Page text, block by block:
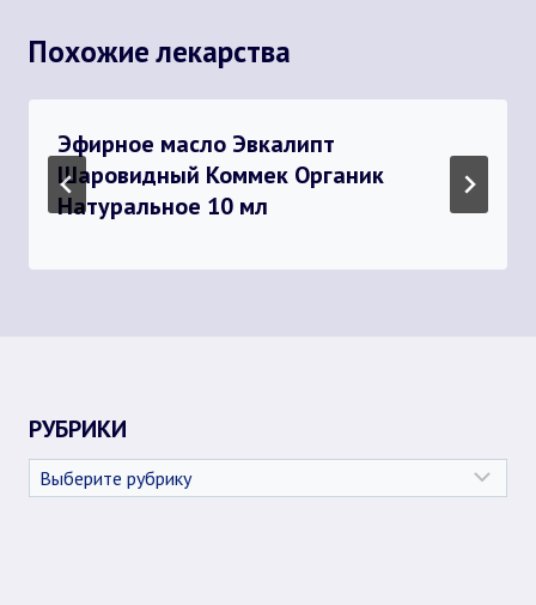
Похожие лекарства
Эфирное масло Эвкалипт
Шаровидный Коммек Органик
Натуральное 10 мл
РУБРИКИ
Рубрики